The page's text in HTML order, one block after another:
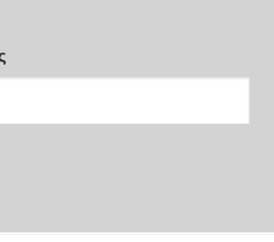
του
προϊόντος